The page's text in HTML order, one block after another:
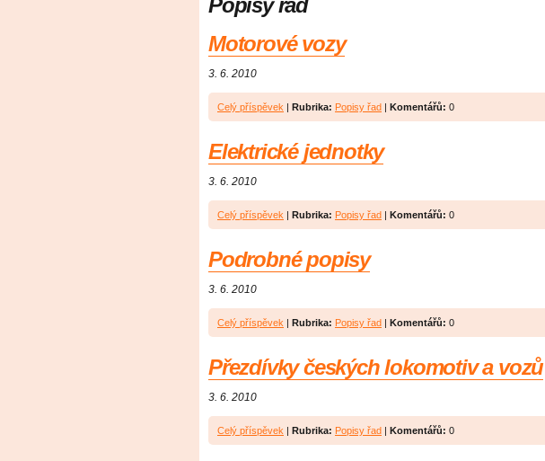
Popisy řad
Motorové vozy
3. 6. 2010
Celý příspěvek | Rubrika: Popisy řad | Komentářů: 0
Elektrické jednotky
3. 6. 2010
Celý příspěvek | Rubrika: Popisy řad | Komentářů: 0
Podrobné popisy
3. 6. 2010
Celý příspěvek | Rubrika: Popisy řad | Komentářů: 0
Přezdívky českých lokomotiv a vozů
3. 6. 2010
Celý příspěvek | Rubrika: Popisy řad | Komentářů: 0